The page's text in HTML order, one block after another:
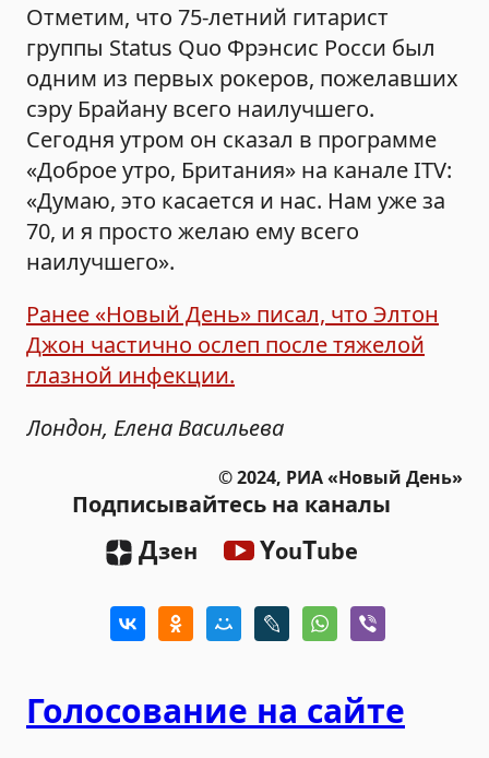
Отметим, что 75-летний гитарист
группы Status Quo Фрэнсис Росси был
одним из первых рокеров, пожелавших
сэру Брайану всего наилучшего.
Сегодня утром он сказал в программе
«Доброе утро, Британия» на канале ITV:
«Думаю, это касается и нас. Нам уже за
70, и я просто желаю ему всего
наилучшего».
Ранее «Новый День» писал, что Элтон
Джон частично ослеп после тяжелой
глазной инфекции.
Лондон, Елена Васильева
© 2024, РИА «Новый День»
Подписывайтесь на каналы
Дзен YouTube
Голосование на сайте